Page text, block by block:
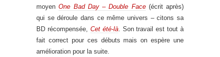
moyenOne Bad Day – Double Face(écrit après)
qui se déroule dans ce même univers – citons sa
BD récompensée, Cet été-là. Son travail est tout à
fait correct pour ces débuts mais on espère une
amélioration pour la suite.